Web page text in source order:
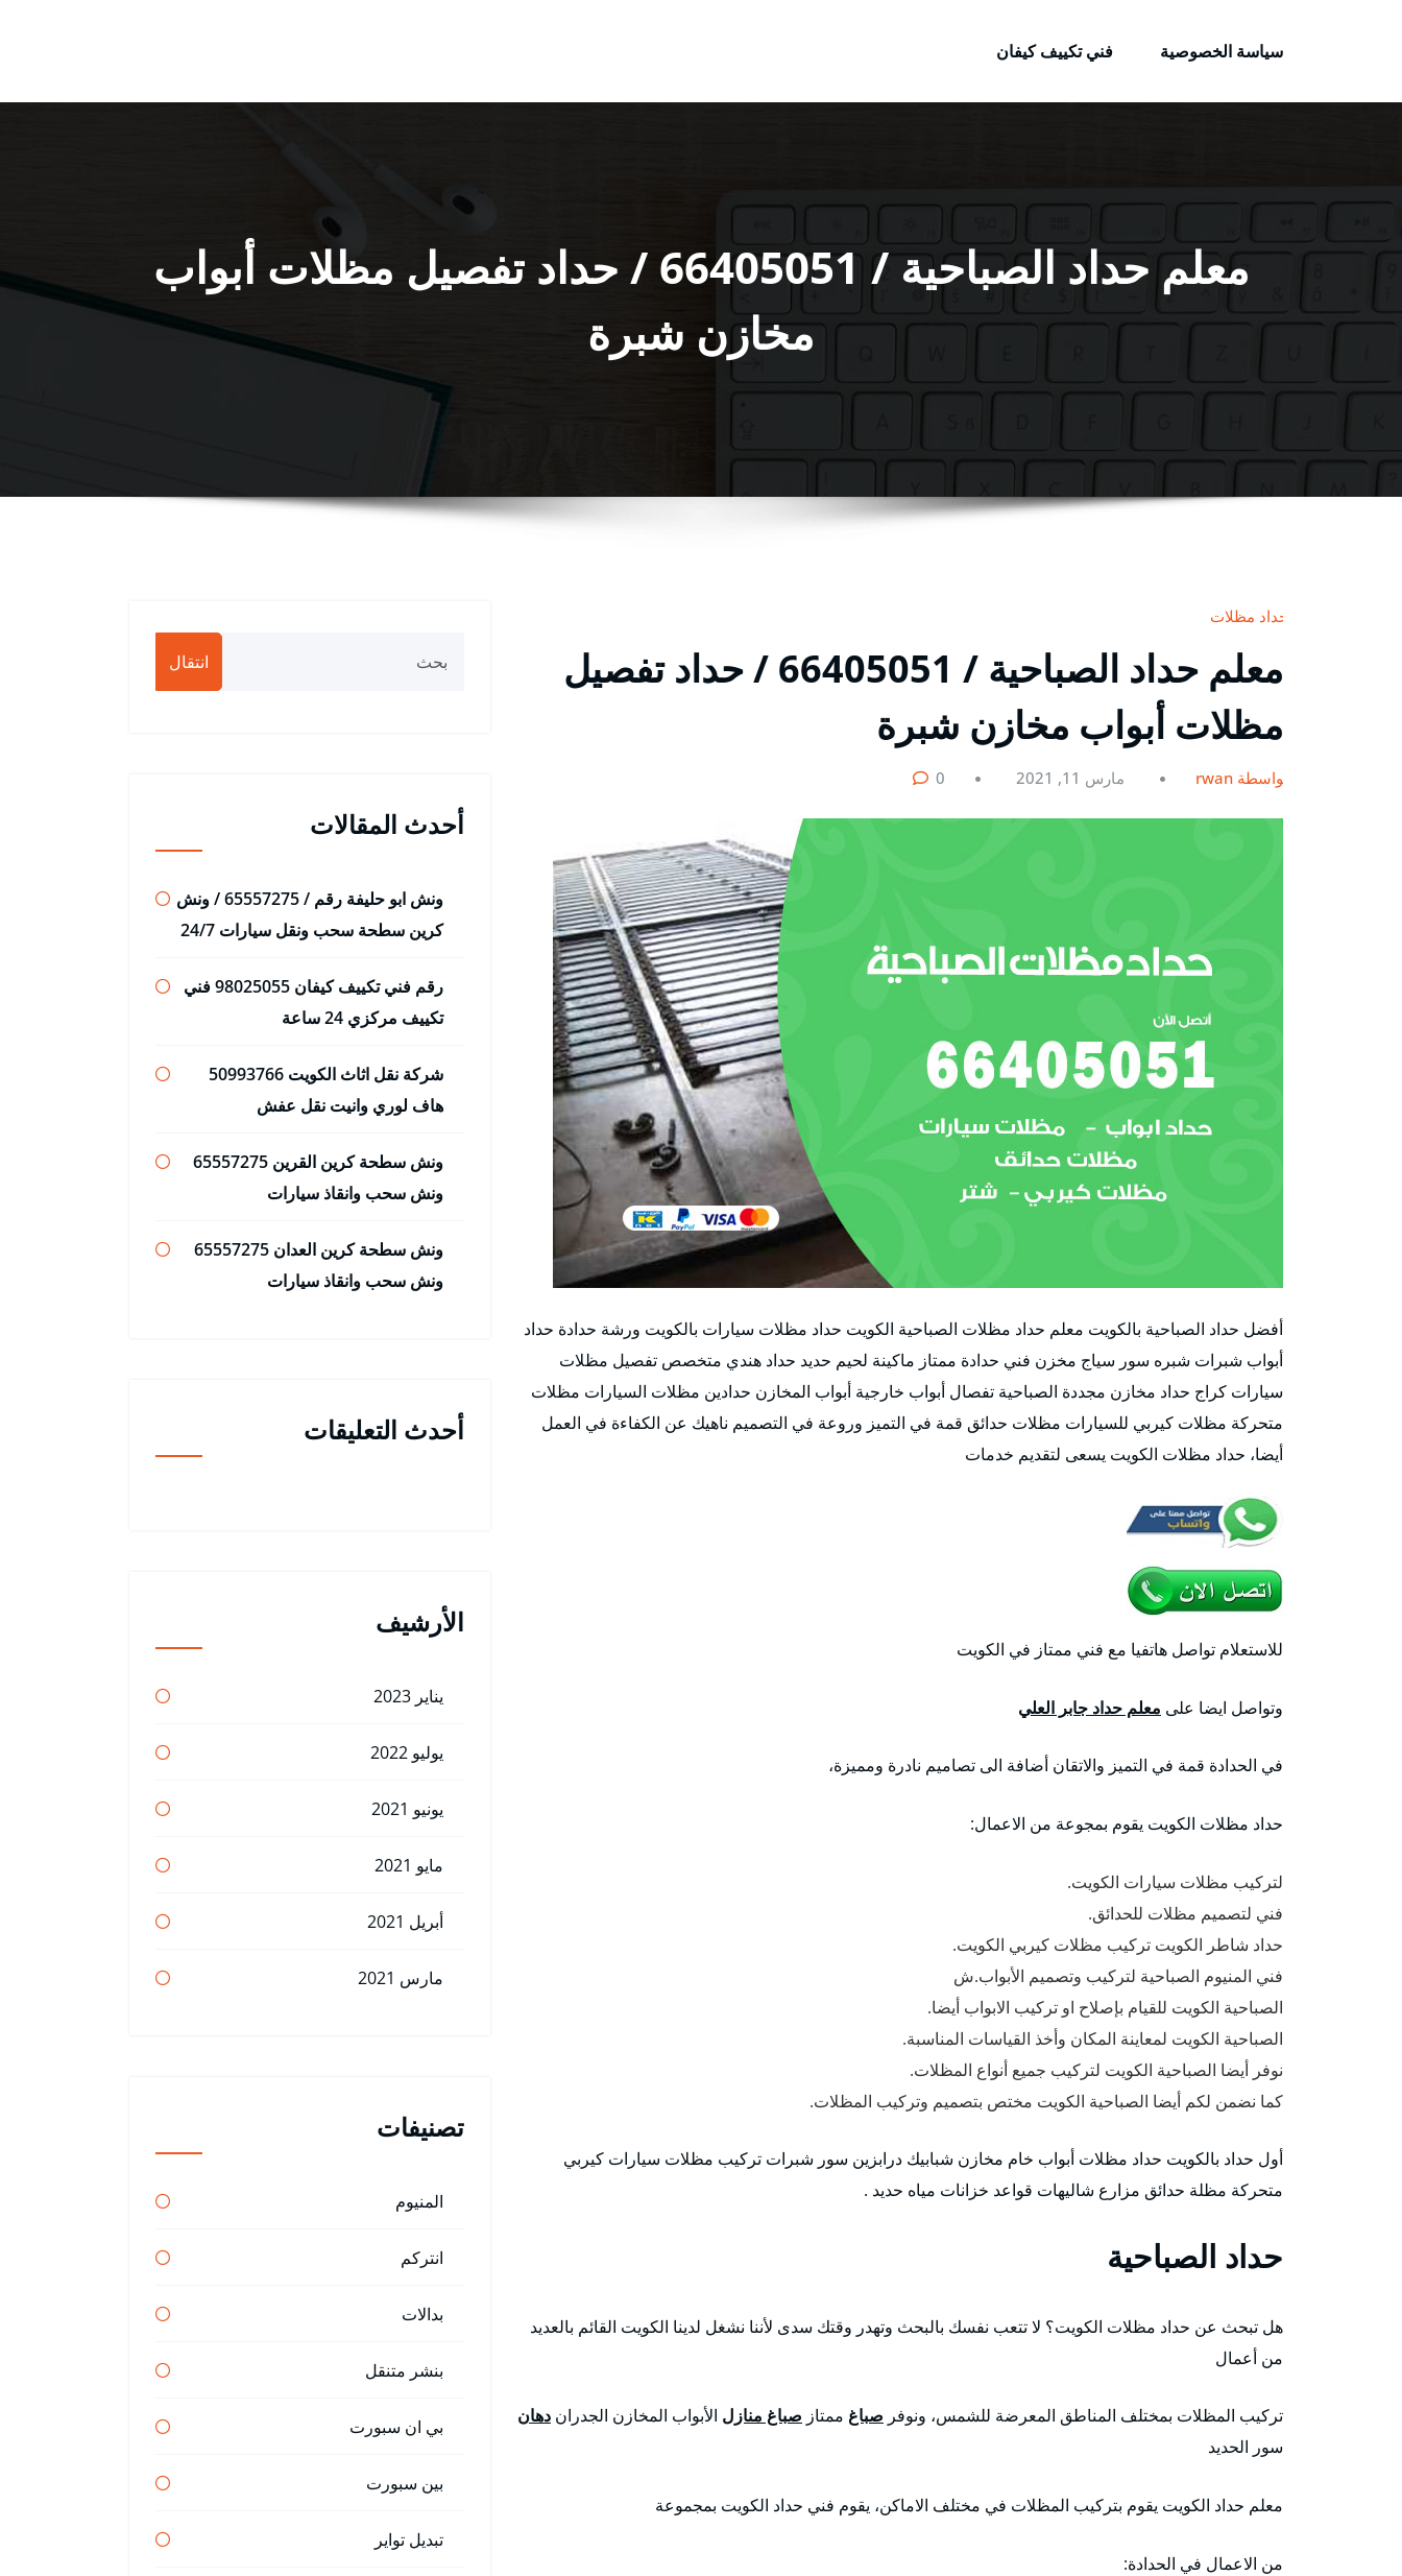
سياسة الخصوصية
فني تكييف كيفان
معلم حداد الصباحية / 66405051 / حداد تفصيل مظلات أبواب
مخازن شبرة
حداد مظلات
معلم حداد الصباحية / 66405051 / حداد تفصيل
مظلات أبواب مخازن شبرة
بواسطة rwan مارس 11, 2021 0
أفضل حداد الصباحية بالكويت معلم حداد مظلات الصباحية الكويت حداد مظلات سيارات بالكويت ورشة حدادة حداد
أبواب شبرات شبره سور سياج مخزن فني حدادة ممتاز ماكينة لحيم حديد حداد هندي متخصص تفصيل مظلات
سيارات كراج حداد مخازن مجددة الصباحية تفصال أبواب خارجية أبواب المخازن حدادين مظلات السيارات مظلات
متحركة مظلات كيربي للسيارات مظلات حدائق قمة في التميز وروعة في التصميم ناهيك عن الكفاءة في العمل
أيضا، حداد مظلات الكويت يسعى لتقديم خدمات
للاستعلام تواصل هاتفيا مع فني ممتاز في الكويت
وتواصل ايضا على معلم حداد جابر العلي
في الحدادة قمة في التميز والاتقان أضافة الى تصاميم نادرة ومميزة،
حداد مظلات الكويت يقوم بمجوعة من الاعمال:
لتركيب مظلات سيارات الكويت.
فني لتصميم مظلات للحدائق.
حداد شاطر الكويت تركيب مظلات كيربي الكويت.
فني المنيوم الصباحية لتركيب وتصميم الأبواب.ش
الصباحية الكويت للقيام بإصلاح او تركيب الابواب أيضا.
الصباحية الكويت لمعاينة المكان وأخذ القياسات المناسبة.
نوفر أيضا الصباحية الكويت لتركيب جميع أنواع المظلات.
كما نضمن لكم أيضا الصباحية الكويت مختص بتصميم وتركيب المظلات.
أول حداد بالكويت حداد مظلات أبواب خام مخازن شبابيك درابزين سور شبرات تركيب مظلات سيارات كيربي
متحركة مظلة حدائق مزارع شاليهات قواعد خزانات مياه حديد .
حداد الصباحية
هل تبحث عن حداد مظلات الكويت؟ لا تتعب نفسك بالبحث وتهدر وقتك سدى لأننا نشغل لدينا الكويت القائم بالعديد
من أعمال
تركيب المظلات بمختلف المناطق المعرضة للشمس، ونوفر صباغ ممتاز صباغ منازل الأبواب المخازن الجدران دهان
سور الحديد
معلم حداد الكويت يقوم بتركيب المظلات في مختلف الاماكن، يقوم فني حداد الكويت بمجموعة
من الاعمال في الحدادة:
انتقال
أحدث المقالات
ونش ابو حليفة رقم / 65557275 / ونش
كرين سطحة سحب ونقل سيارات 24/7
رقم فني تكييف كيفان 98025055 فني
تكييف مركزي 24 ساعة
شركة نقل اثاث الكويت 50993766
هاف لوري وانيت نقل عفش
ونش سطحة كرين القرين 65557275
ونش سحب وانقاذ سيارات
ونش سطحة كرين العدان 65557275
ونش سحب وانقاذ سيارات
أحدث التعليقات
الأرشيف
يناير 2023
يوليو 2022
يونيو 2021
مايو 2021
أبريل 2021
مارس 2021
تصنيفات
المنيوم
انتركم
بدالات
بنشر متنقل
بي ان سبورت
بين سبورت
تبديل تواير